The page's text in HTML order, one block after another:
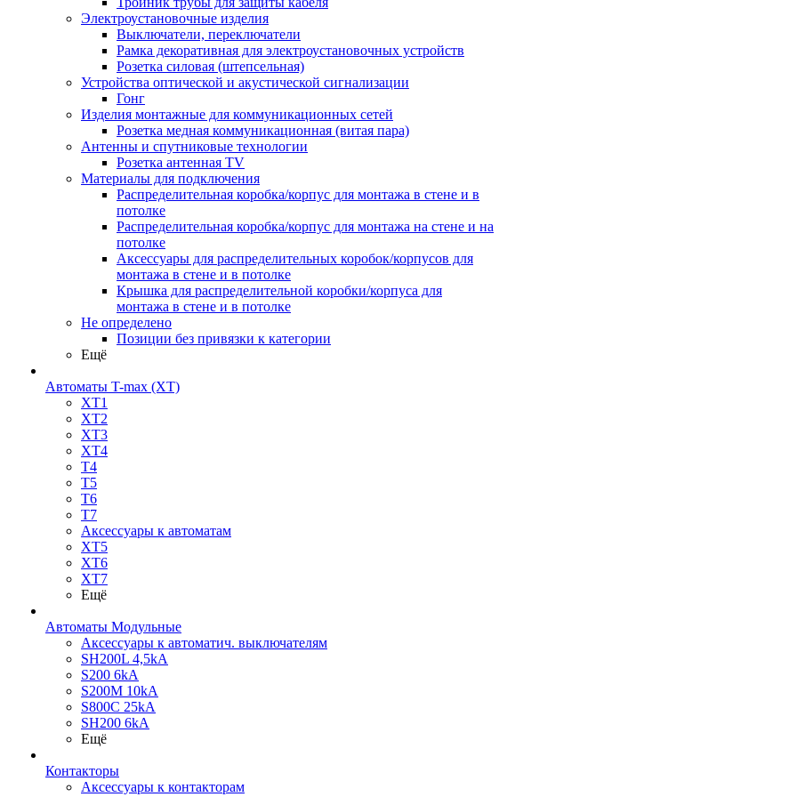
Электроустановочные изделия
Выключатели, переключатели
Рамка декоративная для электроустановочных устройств
Розетка силовая (штепсельная)
Устройства оптической и акустической сигнализации
Гонг
Изделия монтажные для коммуникационных сетей
Розетка медная коммуникационная (витая пара)
Антенны и спутниковые технологии
Розетка антенная TV
Материалы для подключения
Распределительная коробка/корпус для монтажа в стене и в
потолке
Распределительная коробка/корпус для монтажа на стене и на
потолке
Аксессуары для распределительных коробок/корпусов для
монтажа в стене и в потолке
Крышка для распределительной коробки/корпуса для
монтажа в стене и в потолке
Не определено
Позиции без привязки к категории
Ещё
Автоматы T-max (XT)
XT1
XT2
XT3
XT4
T4
T5
T6
T7
Аксессуары к автоматам
XT5
XT6
XT7
Ещё
Автоматы Модульные
Аксессуары к автоматич. выключателям
SH200L 4,5kA
S200 6kA
S200M 10kA
S800C 25kA
SH200 6kA
Ещё
Контакторы
Аксессуары к контакторам